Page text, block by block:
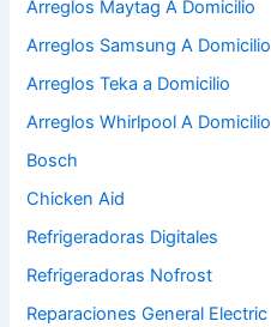
Arreglos Maytag A Domicilio
Arreglos Samsung A Domicilio
Arreglos Teka a Domicilio
Arreglos Whirlpool A Domicilio
Bosch
Chicken Aid
Refrigeradoras Digitales
Refrigeradoras Nofrost
Reparaciones General Electric